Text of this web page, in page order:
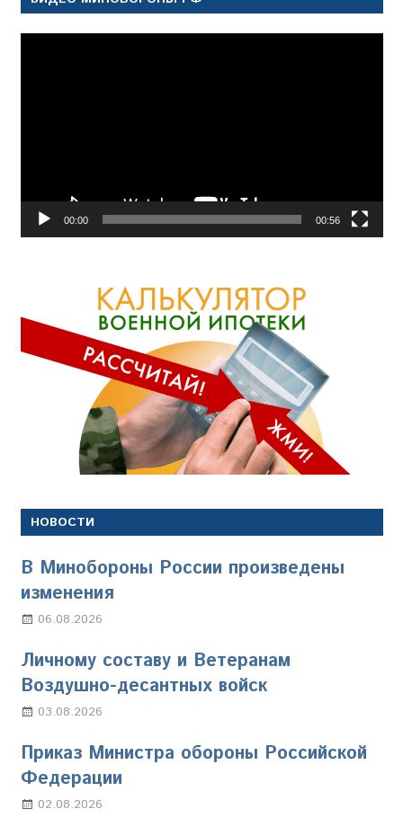
00:00 00:56
НОВОСТИ
В Минобороны России произведены
изменения
06.08.2026
Личному составу и Ветеранам
Воздушно-десантных войск
03.08.2026
Приказ Министра обороны Российской
Федерации
02.08.2026